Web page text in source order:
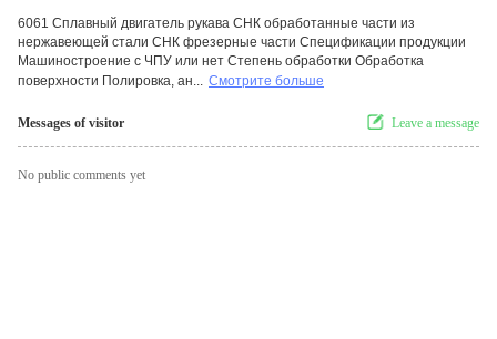
6061 Сплавный двигатель рукава СНК обработанные части из
нержавеющей стали СНК фрезерные части Спецификации продукции
Машиностроение с ЧПУ или нет Степень обработки Обработка
поверхности Полировка, ан... Смотрите больше
Messages of visitor Leave a message
No public comments yet